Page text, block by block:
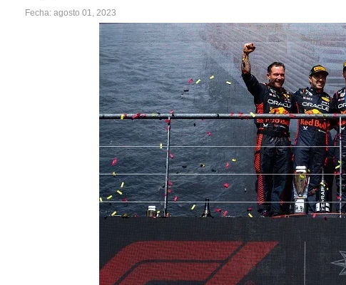
Fecha: agosto 01, 2023